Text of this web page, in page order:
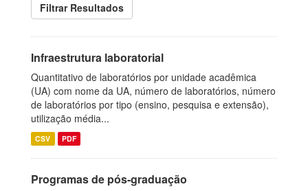
Filtrar Resultados
Infraestrutura laboratorial
Quantitativo de laboratórios por unidade acadêmica
(UA) com nome da UA, número de laboratórios, número
de laboratórios por tipo (ensino, pesquisa e extensão),
utilização média...
CSV PDF
Programas de pós-graduação